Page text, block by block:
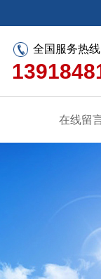
全国服务热线
在线留